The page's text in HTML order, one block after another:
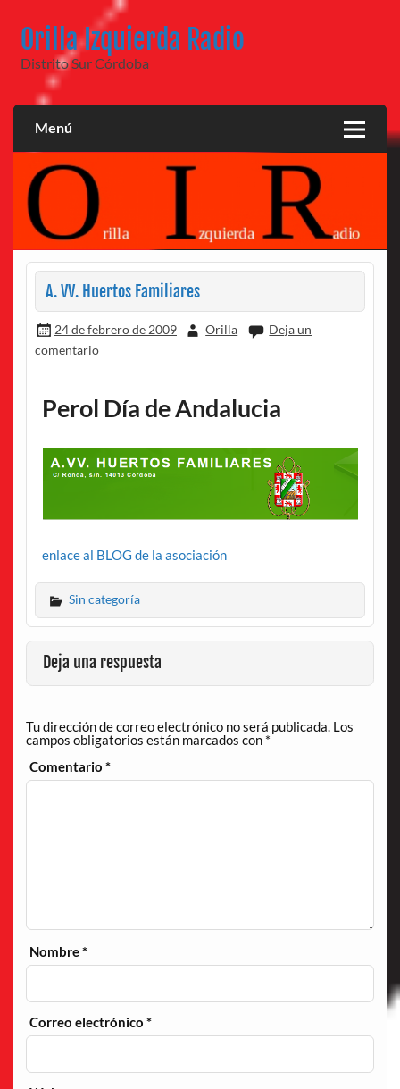
contenido
Orilla Izquierda Radio
Distrito Sur Córdoba
Menú
A. VV. Huertos Familiares
24 de febrero de 2009 Orilla
Deja un
comentario
Perol Día de Andalucia
enlace al BLOG de la asociación
Sin categoría
Deja una respuesta
Tu dirección de correo electrónico no será publicada. Los
campos obligatorios están marcados con *
Comentario*
Nombre*
Correo electrónico*